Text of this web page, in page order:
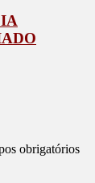
obrigatórios